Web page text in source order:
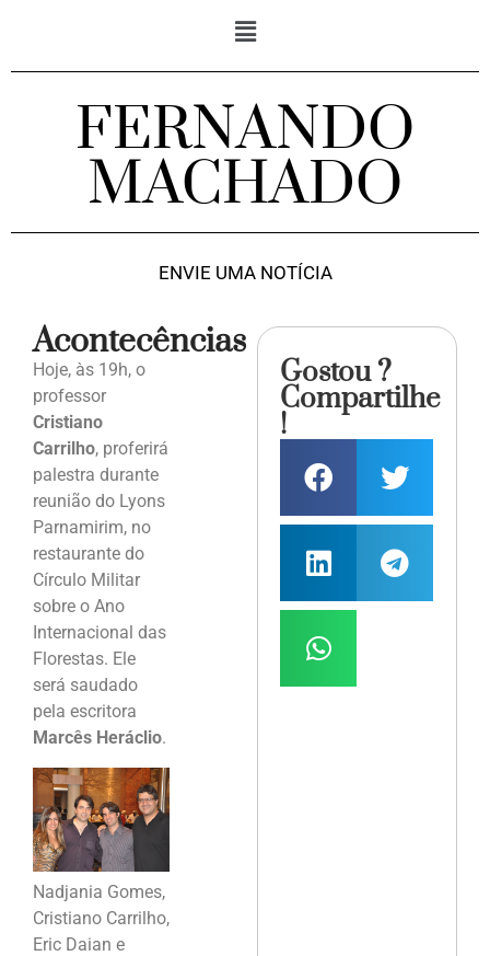
FERNANDO
MACHADO
ENVIE UMA NOTÍCIA
Acontecências
Hoje, às 19h, o
professor
Cristiano
Carrilho, proferirá
palestra durante
reunião do Lyons
Parnamirim, no
restaurante do
Círculo Militar
sobre o Ano
Internacional das
Florestas. Ele
será saudado
pela escritora
Marcês Heráclio.
Nadjania Gomes,
Cristiano Carrilho,
Eric Daian e
Gostou ?
Compartilhe
!